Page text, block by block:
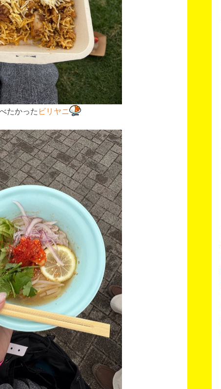
たかった ビリヤニ